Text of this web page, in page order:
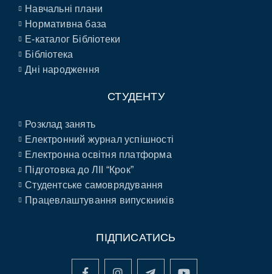
Навчальні плани
Нормативна база
E-каталог Бібліотеки
Бібліотека
Дні народження
СТУДЕНТУ
Розклад занять
Електронний журнал успішності
Електронна освітня платформа
Підготовка до ЛІІ “Крок”
Студентське самоврядування
Працевлаштування випускників
ПІДПИСАТИСЬ